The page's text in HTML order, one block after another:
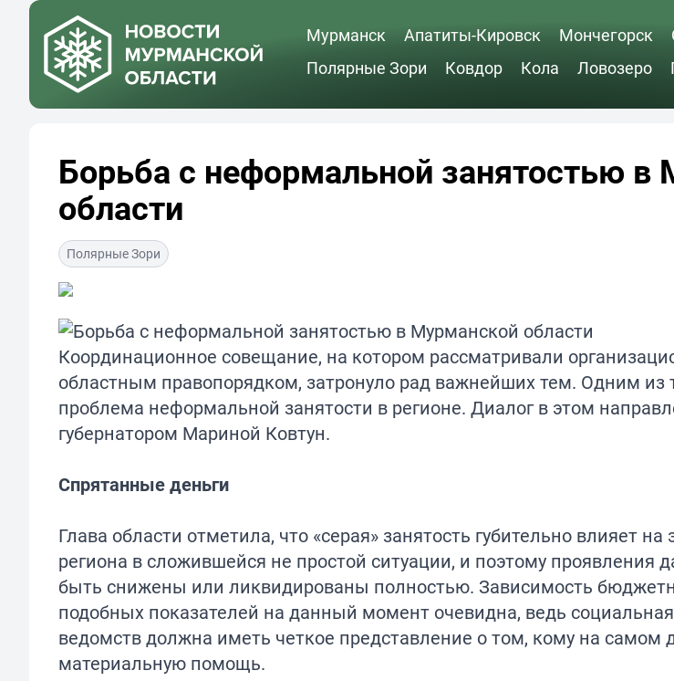
Мурманск Апатиты-Кировск Мончегорск
Полярные Зори
Ковдор Кола Ловозеро
Борьба с неформальной занятостью в
области
Полярные Зори
Координационное совещание, на котором рассматривали
областным правопорядком, затронуло рад важнейших тем. Одним из
проблема неформальной занятости в регионе. Диалог в этом
губернатором Мариной Ковтун.
Спрятанные деньги
Глава области отметила, что «серая» занятость губительно влияет
региона в сложившейся не простой ситуации, и поэтому проявления
быть снижены или ликвидированы полностью. Зависимость
подобных показателей на данный момент очевидна, ведь
ведомств должна иметь четкое представление о том, кому на самом
материальную помощь.